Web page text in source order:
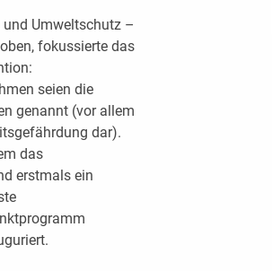
Umweltschutz –
fokussierte das
seien die
genannt (vor allem
dar).
das
erstmals ein